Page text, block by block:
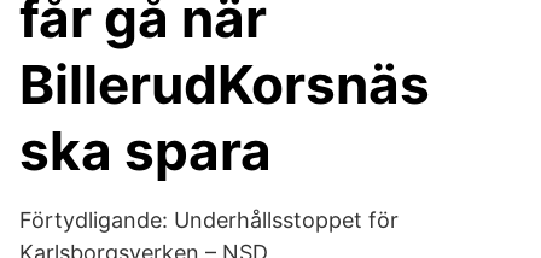
får gå när
BillerudKorsnäs
ska spara
Förtydligande: Underhållsstoppet för
Karlsborgsverken – NSD